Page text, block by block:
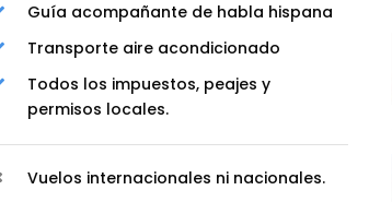
Guía acompañante de habla hispana
Transporte aire acondicionado
Todos los impuestos, peajes y
permisos locales.
Vuelos internacionales ni nacionales.